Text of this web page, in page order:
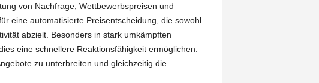
von Nachfrage, Wettbewerbspreisen und
eine automatisierte Preisentscheidung, die sowohl
abzielt. Besonders in stark umkämpften
eine schnellere Reaktionsfähigkeit ermöglichen.
zu unterbreiten und gleichzeitig die